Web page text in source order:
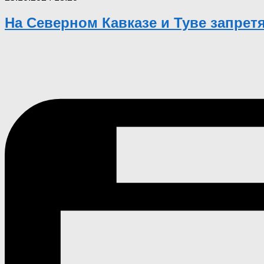
На Северном Кавказе и Туве